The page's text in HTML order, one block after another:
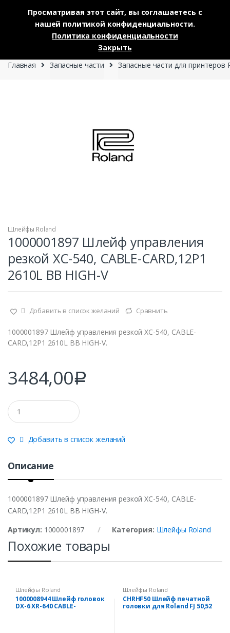
Skip to navigation
Skip to content
Главная Запасные части Запасные части для принтеров
Шлейфы Roland
1000001897 Шлейф управления
резкой XC-540, CABLE-CARD,12P1
2610L BB HIGH-V
Добавить в список желаний Сравнить
1000001897 Шлейф управления резкой XC-540, CABLE-
CARD,12P1 2610L BB HIGH-V.
3484,00Р
Q
u
a
t
y
Добавить в список желаний
Описание
1000001897 Шлейф управления резкой XC-540, CABLE-
CARD,12P1 2610L BB HIGH-V.
Артикул: 1000001897 Категория: Шлейфы Roland
Похожие товары
Шлейфы Roland
1000008944 Шлейф головок
DX-6 XR-640 CABLE-
Шлейфы Roland
CHRHF50 Шлейф печатной
головки для Roland FJ 50,52
Просматривая этот сайт, вы соглашаетесь с
нашей политикой конфиденциальности.
Политика конфиденциальности
Закрыть